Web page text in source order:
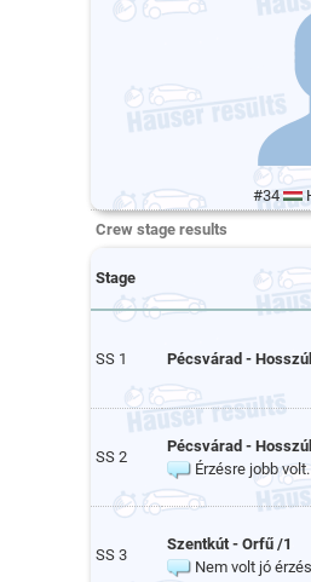
#34
Crew stage results
Stage
SS 1 Pécsvárad -
SS 2
Pécsvárad -
Érzésre jobb volt.
SS 3
Szentkút - Orfű /1
Nem volt jó